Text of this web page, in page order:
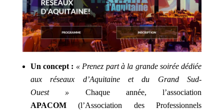
Un concept : « Prenez part à la grande soirée dédiée
aux réseaux d’Aquitaine et du Grand Sud-
Ouest » Chaque année, l’association
APACOM(l’Association des Professionnels